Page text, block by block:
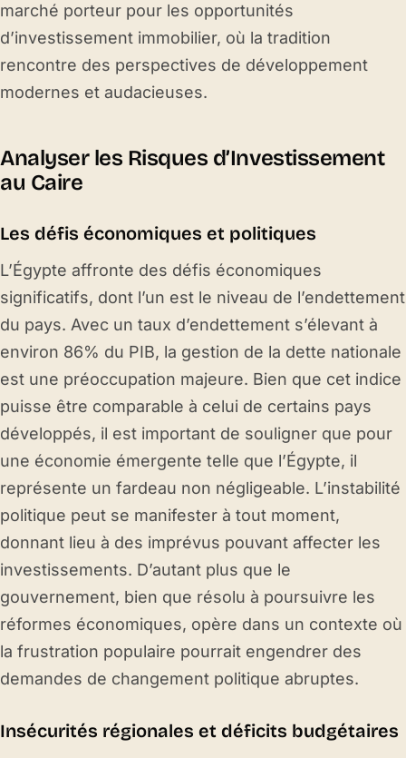
marché porteur pour les opportunités
d’investissement immobilier, où la tradition
rencontre des perspectives de développement
modernes et audacieuses.
Analyser les Risques d’Investissement
au Caire
Les défis économiques et politiques
L’Égypte affronte des défis économiques
significatifs, dont l’un est le niveau de l’endettement
du pays. Avec un taux d’endettement s’élevant à
environ 86% du PIB, la gestion de la dette nationale
est une préoccupation majeure. Bien que cet indice
puisse être comparable à celui de certains pays
développés, il est important de souligner que pour
une économie émergente telle que l’Égypte, il
représente un fardeau non négligeable. L’instabilité
politique peut se manifester à tout moment,
donnant lieu à des imprévus pouvant affecter les
investissements. D’autant plus que le
gouvernement, bien que résolu à poursuivre les
réformes économiques, opère dans un contexte où
la frustration populaire pourrait engendrer des
demandes de changement politique abruptes.
Insécurités régionales et déficits budgétaires